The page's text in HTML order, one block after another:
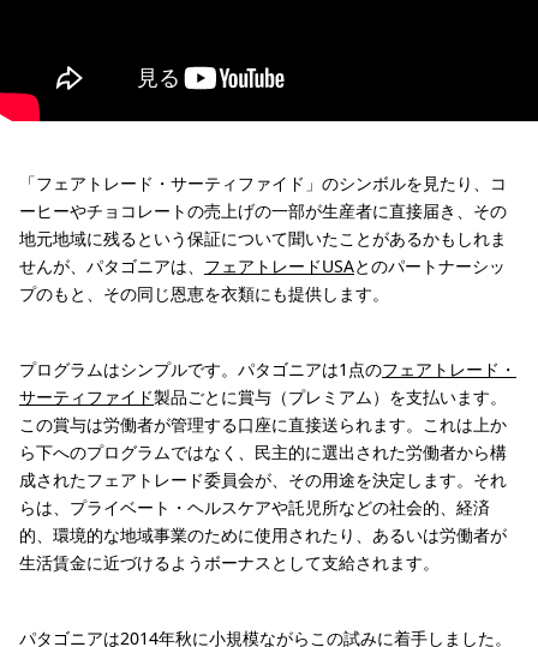
「フェアトレード・サーティファイド」のシンボルを見たり、コ
ーヒーやチョコレートの売上げの一部が生産者に直接届き、その
地元地域に残るという保証について聞いたことがあるかもしれま
せんが、パタゴニアは、 フェアトレードUSAとのパートナーシッ
プのもと、その同じ恩恵を衣類にも提供します。
プログラムはシンプルです。パタゴニアは1点のフェアトレード・
サーティファイド製品ごとに賞与（プレミアム）を支払います。
この賞与は労働者が管理する口座に直接送られます。これは上か
ら下へのプログラムではなく、民主的に選出された労働者から構
成されたフェアトレード委員会が、その用途を決定します。それ
らは、プライベート・ヘルスケアや託児所などの社会的、経済
的、環境的な地域事業のために使用されたり、あるいは労働者が
生活賃金に近づけるようボーナスとして支給されます。
パタゴニアは2014年秋に小規模ながらこの試みに着手しました。